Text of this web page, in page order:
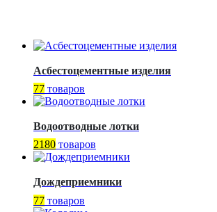
Асбестоцементные изделия
77 товаров
Водоотводные лотки
2180 товаров
Дождеприемники
77 товаров